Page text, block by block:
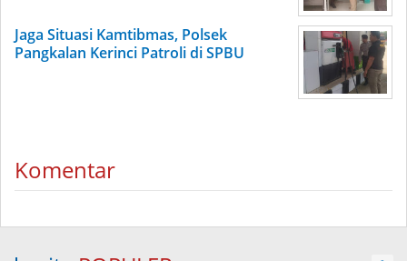
Jaga Situasi Kamtibmas, Polsek
Pangkalan Kerinci Patroli di SPBU
Komentar